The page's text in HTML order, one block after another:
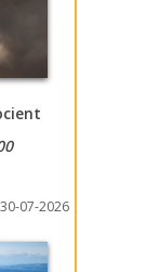
30-07-2026